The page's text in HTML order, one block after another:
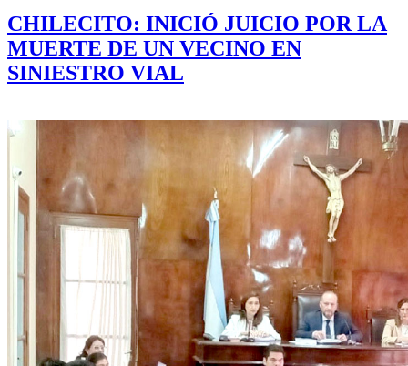
CHILECITO: INICIÓ JUICIO POR LA
MUERTE DE UN VECINO EN
SINIESTRO VIAL